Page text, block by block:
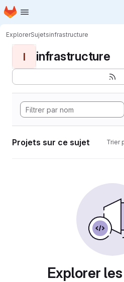
Passer au contenu principal
Page d'accueil
ExplorerSujetsinfrastructure
I infrastructure
Projets sur ce sujet Trier
Explorer